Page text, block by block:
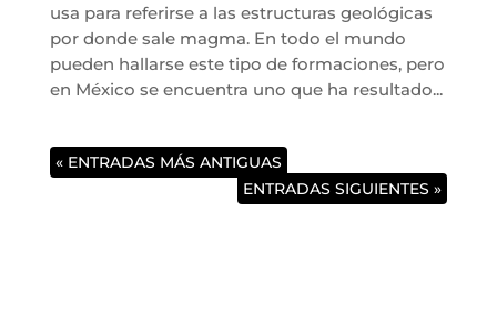
usa para referirse a las estructuras geológicas
por donde sale magma. En todo el mundo
pueden hallarse este tipo de formaciones, pero
en México se encuentra uno que ha resultado...
« ENTRADAS MÁS ANTIGUAS
ENTRADAS SIGUIENTES »